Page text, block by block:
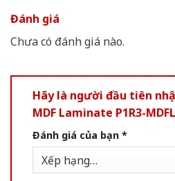
Đánh giá
Chưa có đánh giá nào.
Hãy là người đầu tiên
MDF Laminate P1R3-
Đánh giá của bạn *